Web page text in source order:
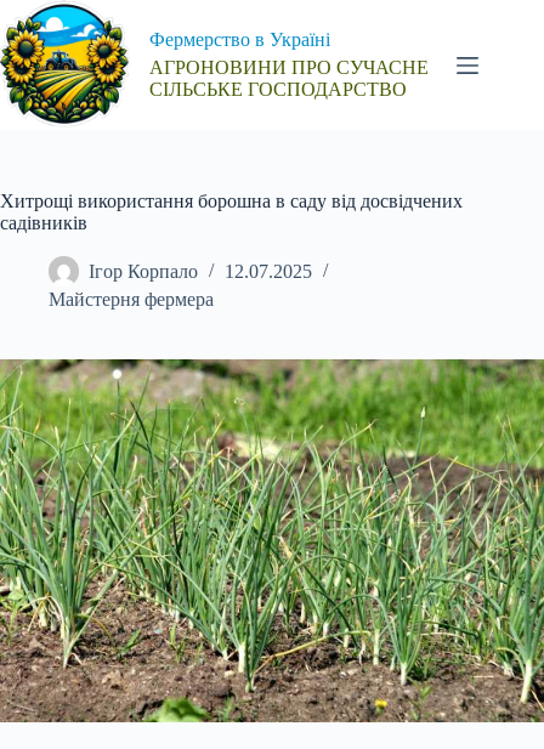
Перейти
до
вмісту
Фермерство в Україні
АГРОНОВИНИ ПРО СУЧАСНЕ
СІЛЬСЬКЕ ГОСПОДАРСТВО
Хитрощі використання борошна в саду від досвідчених
садівників
Ігор Корпало
12.07.2025
Майстерня фермера